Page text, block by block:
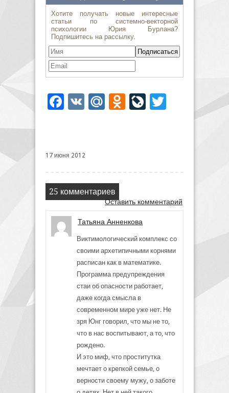
Facebook
VK Mail.Ru Odnoklassniki
LiveJournal
17 июня 2012
25 комментариев
Оставить комментарий
Татьяна Анненкова
Виктимологический комплекс со
своими архетипичными корнями
расписан как в математике.
Программа предупреждения
стаи об опасности работает,
даже когда смысла в
современном мире уже нет. Не
зря Юнг говорил, что мы не то,
что в нас воспитывают, а то, что
рождено.
И это миф, что проститутка
мечтает о крепкой семье, о
верности своему мужу, о заботе